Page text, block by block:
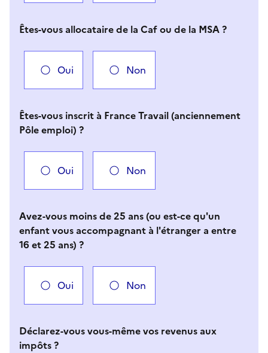
Êtes-vous allocataire de la Caf ou de la MSA ?
Oui Non
Êtes-vous inscrit à France Travail (anciennement
Pôle emploi) ?
Oui Non
Avez-vous moins de 25 ans (ou est-ce qu'un
enfant vous accompagnant à l'étranger a entre
16 et 25 ans) ?
Oui Non
Déclarez-vous vous-même vos revenus aux
impôts ?